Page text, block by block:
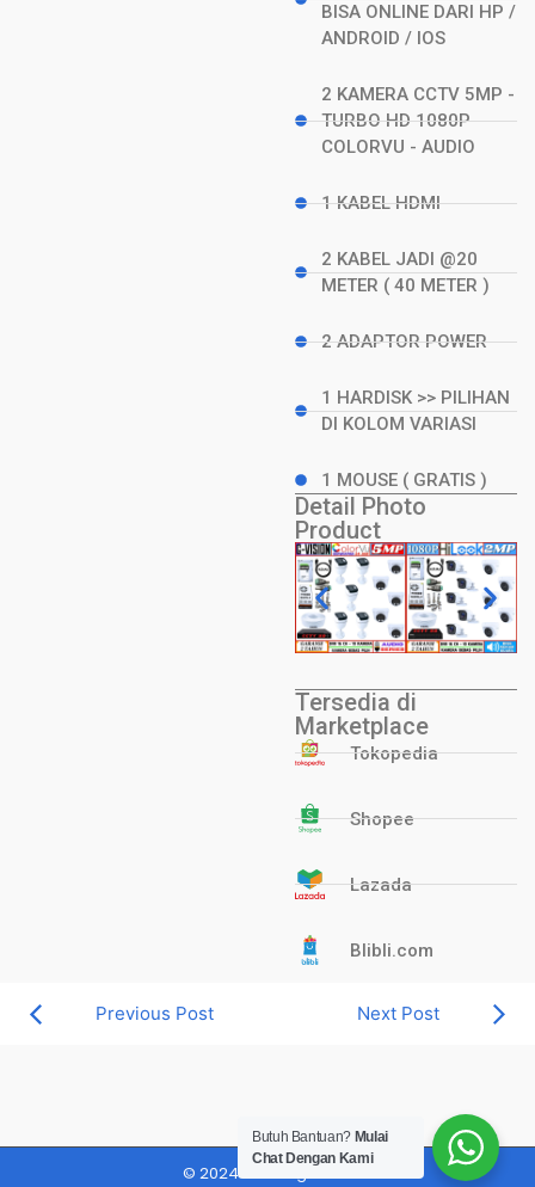
BISA ONLINE DARI HP /
ANDROID / IOS
2 KAMERA CCTV 5MP -
TURBO HD 1080P
COLORVU - AUDIO
1 KABEL HDMI
2 KABEL JADI @20
METER ( 40 METER )
2 ADAPTOR POWER
1 HARDISK >> PILIHAN
DI KOLOM VARIASI
1 MOUSE ( GRATIS )
Detail Photo
Product
Tersedia di
Marketplace
Tokopedia
Shopee
Lazada
Blibli.com
Previous Post Next Post
© 2024 Blessing CCTV
Butuh Bantuan? Mulai
Chat Dengan Kami